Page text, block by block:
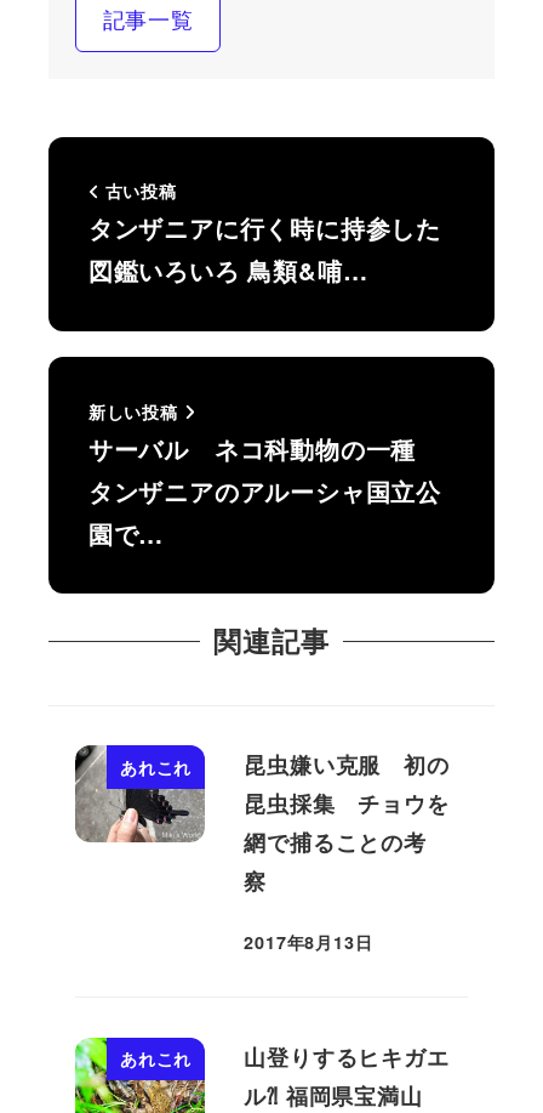
記事一覧
古い投稿
タンザニアに行く時に持参した
図鑑いろいろ 鳥類&哺…
新しい投稿
サーバル ネコ科動物の一種
タンザニアのアルーシャ国立公
園で…
関連記事
あれこれ
昆虫嫌い克服 初の
昆虫採集 チョウを
網で捕ることの考
察
投稿日
2017年8月13日
あれこれ
山登りするヒキガエ
ル⁈ 福岡県宝満山